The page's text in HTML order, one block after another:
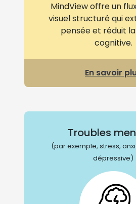
MindView offre un
visuel structuré qui
pensée et réduit
cognitive.
En savoir
Troubles
(par exemple, stress,
dépressive)